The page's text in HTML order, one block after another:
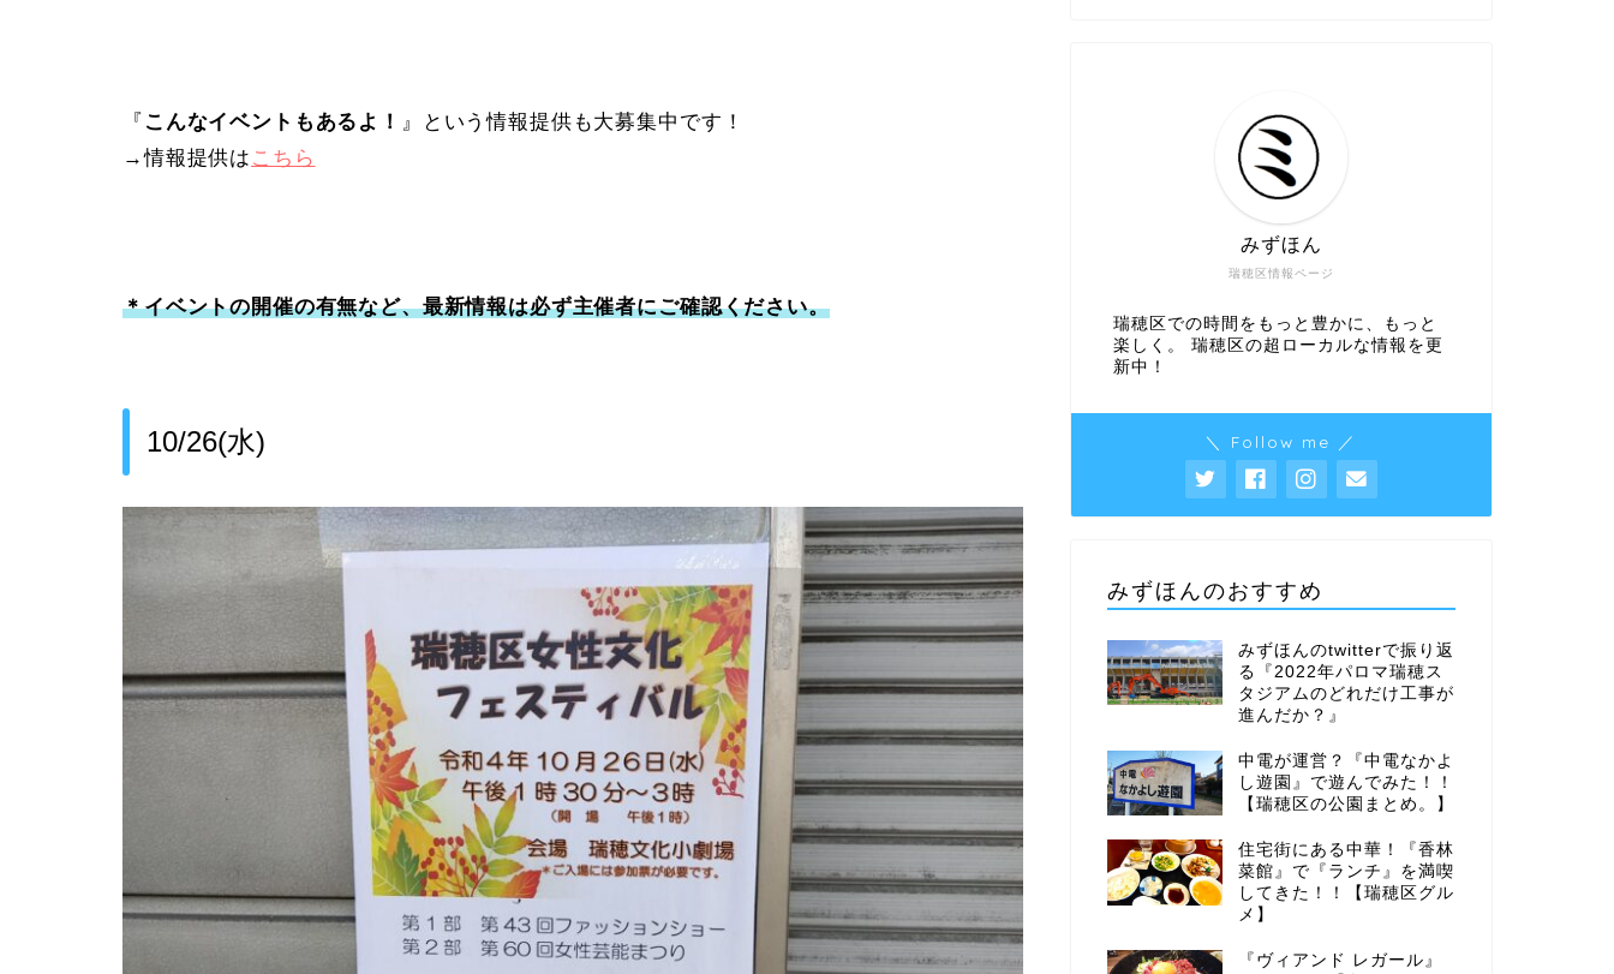
『 こんなイベントもあるよ！ 』という情報提供も大募集中です！
→情報提供は こちら
＊イベントの開催の有無など、最新情報は必ず主催者にご確認ください。
10/26(水)
瑞穂区情報ページ
みずほん
瑞穂区での時間をもっと豊かに、もっと
楽しく。 瑞穂区の超ローカルな情報を更
新中！
＼ Follow me ／
みずほんのおすすめ
みずほんのtwitterで振り返
る『2022年パロマ瑞穂ス
タジアムのどれだけ工事が
進んだか？』
中電が運営？『中電なかよ
し遊園』で遊んでみた！！
【瑞穂区の公園まとめ。】
住宅街にある中華！『香林
菜館』で『ランチ』を満喫
してきた！！【瑞穂区グル
メ】
『ヴィアンド レガール』